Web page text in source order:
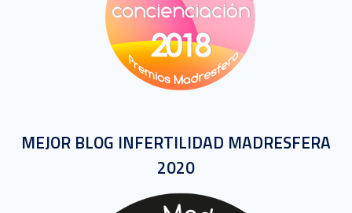
MEJOR BLOG INFERTILIDAD MADRESFERA
2020